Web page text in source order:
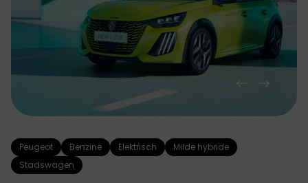
Peugeot Benzine Elektrisch
Milde hybride
Stadswagen